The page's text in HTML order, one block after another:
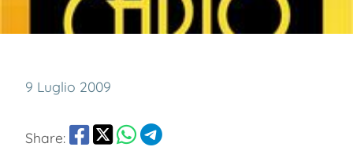
9 Luglio 2009
Share: